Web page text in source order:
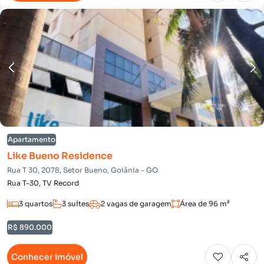
Apartamento
Like Bueno Residence
Rua T 30, 2078, Setor Bueno, Goiânia - GO
Rua T-30, TV Record
3 quartos 3 suítes 2 vagas de garagem Área de 96 m²
R$ 890.000
Conhecer imóvel